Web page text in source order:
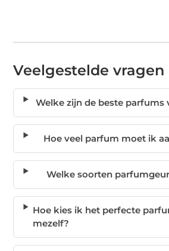
Veelgestelde vragen
Welke zijn de beste parfums
Hoe veel parfum moet ik
Welke soorten
Hoe kies ik het perfecte
mezelf?